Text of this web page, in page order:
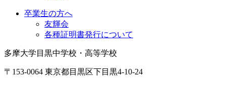
卒業生の方へ
友輝会
各種証明書発行について
多摩大学目黒中学校・高等学校
〒153-0064 東京都目黒区下目黒4-10-24